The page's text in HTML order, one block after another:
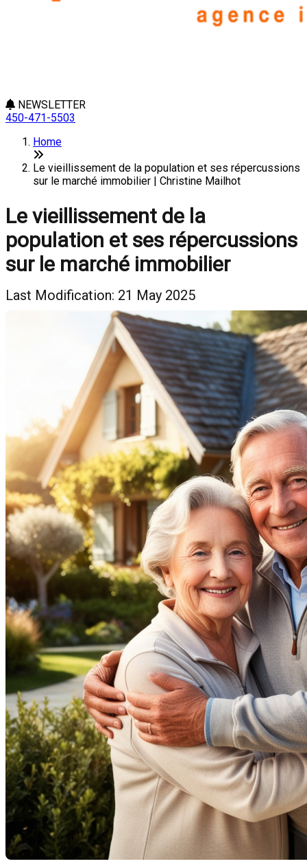
NEWSLETTER
450-471-5503
Home
Le vieillissement de la population et ses répercussions
sur le marché immobilier | Christine Mailhot
Le vieillissement de la
population et ses répercussions
sur le marché immobilier
Last Modification: 21 May 2025